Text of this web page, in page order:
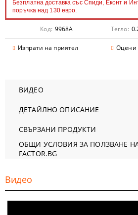
Безплатна доставка със Спиди, Еконт и
поръчка над 130 евро.
Код: 9968A Тегло:
Изпрати на приятел Оцени
ВИДЕО
ДЕТАЙЛНО ОПИСАНИЕ
СВЪРЗАНИ ПРОДУКТИ
ОБЩИ УСЛОВИЯ ЗА ПОЛЗВАНЕ
FACTOR.BG
Видео